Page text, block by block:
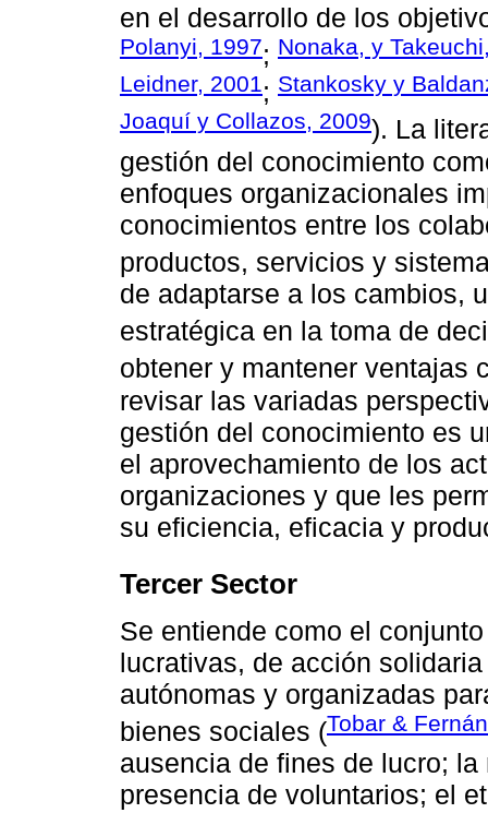
en el desarrollo de los
Polanyi, 1997; Nonaka, y
Leidner, 2001; Stankosky y
Joaquí y Collazos, 2009). La
gestión del conocimiento
enfoques organizacionales
conocimientos entre los
productos, servicios y
de adaptarse a los cambios,
estratégica en la toma de
obtener y mantener ventajas
revisar las variadas
gestión del conocimiento es
el aprovechamiento de los
organizaciones y que les
su eficiencia, eficacia y
Tercer Sector
Se entiende como el
lucrativas, de acción
autónomas y organizadas
bienes sociales (Tobar &
ausencia de fines de lucro;
presencia de voluntarios; el